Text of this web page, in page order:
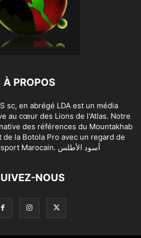
À PROPOS
sc, en abrégé LDA est un média
au cœur des Lions de l'Atlas. Notre
des références du Mountakhab
360° sur le sport Marocain. أسود الأطلس
NOUS